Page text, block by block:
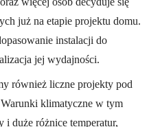
już na etapie projektu domu.
instalacji do
jej wydajności.
również liczne projekty pod
klimatyczne w tym
i duże różnice temperatur,